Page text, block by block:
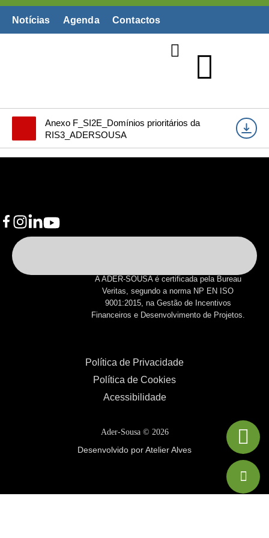
Notícias Agenda Contactos
Anexo F_SI2E_Domínios prioritários da
RIS3_ADERSOUSA
A ADER-SOUSA é certificada pela Bureau
Veritas, segundo a norma NP EN ISO
9001:2015, na Gestão de Incentivos
Financeiros e Desenvolvimento de Projetos.
Política de Privacidade
Política de Cookies
Acessibilidade
Ader-Sousa © 2026
Desenvolvido por Atelier Alves